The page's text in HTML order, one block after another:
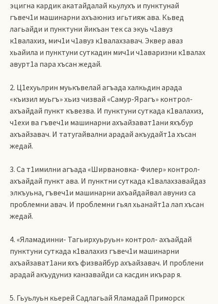
эцигна кардик акатайдалай кьулухъ и пунктунай
гъвеч1и машинарни ахъаюниз игьтияж ава. Кьвед
лагьайди и пунктуни йикъан тек са экуь ч1авуз
к1валахиз, мич1и ч1авуз к1валахзавач. Эквер аваз
хьайила и пунктуни суткадин мич1и ч1аваризни к1валах
авурт1а пара хъсан жедай.
2. Ц1ехуьлрин муькъвелай агъада халкьдин арада
«къизил муьгъ» хьиз чизвай «Самур-Ярагъ» контрол-
ахъайдай пункт къвезва. И пунктуни суткада к1валахиз,
ч1ехи ва гъвеч1и машинарни ахъайзават1ани яхъбур
ахъайзавач. И татугайвални арадай акъудайт1а хъсан
жедай.
3. Са т1имилни агъада «Ширвановка- Филер» контрол-
ахъайдай пункт ава. И пунктни суткада к1валахзавайдаз
элкъуьна, гъвеч1и машинарни ахъайдайвал авуниз са
проблемни авач. И проблемни гьял хьанайт1а лап хъсан
жедай.
4. «Яламадинни- Тагьирхуьруьн» контрол- ахъайдай
пунктуни суткада к1валахиз гъвеч1и машинарни
ахъайзават1ани яхъ физвайбур ахъайзавач. И проблени
арадай акъудуниз канзавайди са касдин икърар я.
5. Гьуьлуьн кьерей Садлагьай Яламадай Приморск